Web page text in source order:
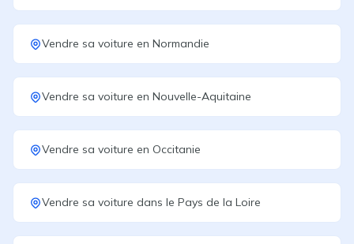
Vendre sa voiture en Normandie
Vendre sa voiture en Nouvelle-Aquitaine
Vendre sa voiture en Occitanie
Vendre sa voiture dans le Pays de la Loire